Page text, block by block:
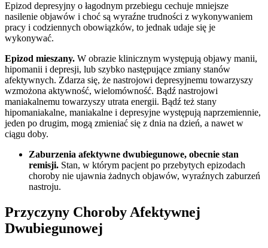
Epizod depresyjny o łagodnym przebiegu cechuje mniejsze
nasilenie objawów i choć są wyraźne trudności z wykonywaniem
pracy i codziennych obowiązków, to jednak udaje się je
wykonywać.
Epizod mieszany. W obrazie klinicznym występują objawy manii,
hipomanii i depresji, lub szybko następujące zmiany stanów
afektywnych. Zdarza się, że nastrojowi depresyjnemu towarzyszy
wzmożona aktywność, wielomówność. Bądź nastrojowi
maniakalnemu towarzyszy utrata energii. Bądź też stany
hipomaniakalne, maniakalne i depresyjne występują naprzemiennie,
jeden po drugim, mogą zmieniać się z dnia na dzień, a nawet w
ciągu doby.
Zaburzenia afektywne dwubiegunowe, obecnie stan
remisji. Stan, w którym pacjent po przebytych epizodach
choroby nie ujawnia żadnych objawów, wyraźnych zaburzeń
nastroju.
Przyczyny Choroby Afektywnej
Dwubiegunowej